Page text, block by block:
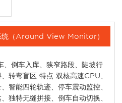
统（Around View Monitor）
、倒车入库、狭窄路段、陡坡行
转弯盲区 特点 双核高速CPU、
智能四轮轨迹、停车震动监控、
独特无缝拼接、倒车自动切换、